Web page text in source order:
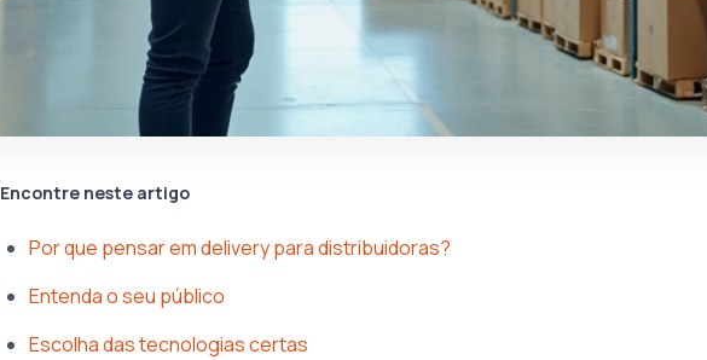
Encontre neste artigo
Por que pensar em delivery para distribuidoras?
Entenda o seu público
Escolha das tecnologias certas